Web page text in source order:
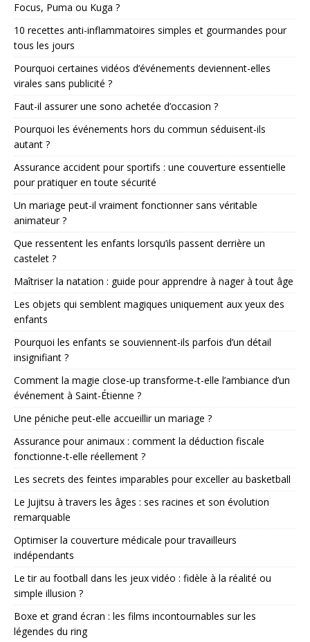
Focus, Puma ou Kuga ?
10 recettes anti-inflammatoires simples et gourmandes pour
tous les jours
Pourquoi certaines vidéos d’événements deviennent-elles
virales sans publicité ?
Faut-il assurer une sono achetée d’occasion ?
Pourquoi les événements hors du commun séduisent-ils
autant ?
Assurance accident pour sportifs : une couverture essentielle
pour pratiquer en toute sécurité
Un mariage peut-il vraiment fonctionner sans véritable
animateur ?
Que ressentent les enfants lorsqu’ils passent derrière un
castelet ?
Maîtriser la natation : guide pour apprendre à nager à tout âge
Les objets qui semblent magiques uniquement aux yeux des
enfants
Pourquoi les enfants se souviennent-ils parfois d’un détail
insignifiant ?
Comment la magie close-up transforme-t-elle l’ambiance d’un
événement à Saint-Étienne ?
Une péniche peut-elle accueillir un mariage ?
Assurance pour animaux : comment la déduction fiscale
fonctionne-t-elle réellement ?
Les secrets des feintes imparables pour exceller au basketball
Le Jujitsu à travers les âges : ses racines et son évolution
remarquable
Optimiser la couverture médicale pour travailleurs
indépendants
Le tir au football dans les jeux vidéo : fidèle à la réalité ou
simple illusion ?
Boxe et grand écran : les films incontournables sur les
légendes du ring